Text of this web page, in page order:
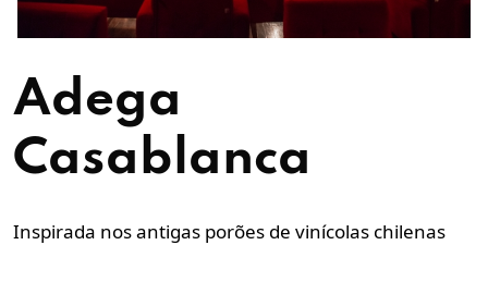
Adega
Casablanca
Inspirada nos antigas porões de vinícolas chilenas